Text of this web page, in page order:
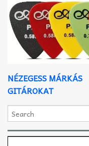
NÉZEGESS MÁRKÁS
GITÁROKAT